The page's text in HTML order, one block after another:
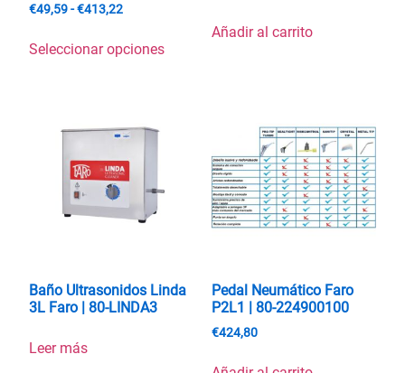
€49,59 -€413,22
Seleccionar opciones
Añadir al carrito
Baño Ultrasonidos Linda
3L Faro | 80-LINDA3
Leer más
Pedal Neumático Faro
P2L1 | 80-224900100
€424,80